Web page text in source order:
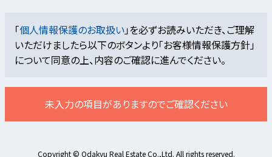
「個人情報保護のお取扱い」を必ずお読みいただき、ご理解
いただけましたら以下のボタンより「お客様情報保護方針」
について同意の上、内容のご確認に進んでください。
未入力の項目がありますのでご確認ください
Copyright © Odakyu Real Estate Co.,Ltd. All rights reserved.